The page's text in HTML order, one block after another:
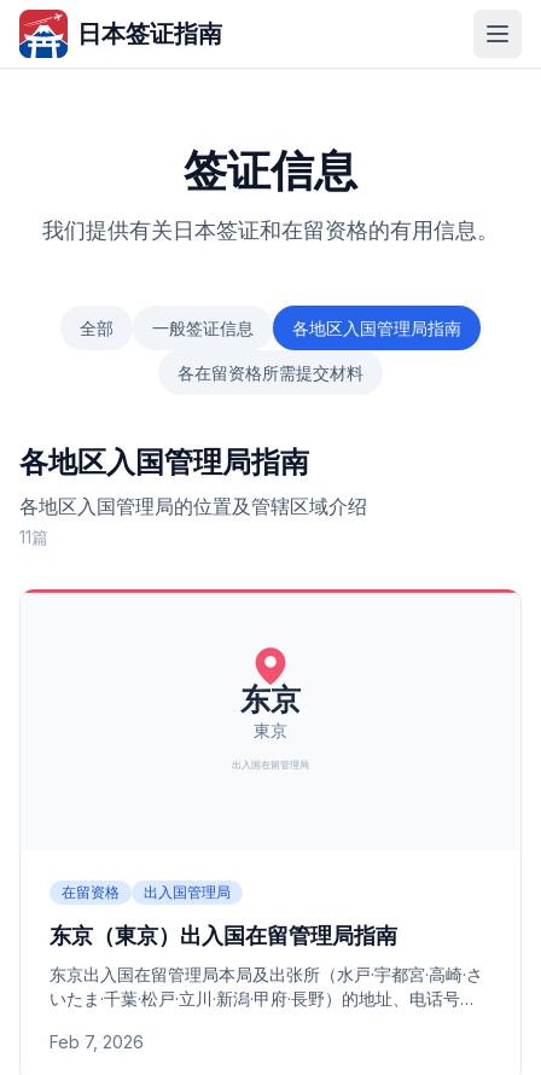
日本签证指南
签证信息
我们提供有关日本签证和在留资格的有用信息。
全部 一般签证信息 各地区入国管理局指南
各在留资格所需提交材料
各地区入国管理局指南
各地区入国管理局的位置及管辖区域介绍
11篇
在留资格 出入国管理局
东京（東京）出入国在留管理局指南
东京出入国在留管理局本局及出张所（水戸·宇都宮·高崎·さ
いたま·千葉·松戸·立川·新潟·甲府·長野）的地址、电话号
Feb 7, 2026